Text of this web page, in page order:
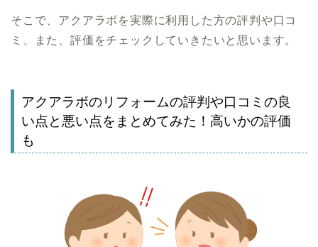
そこで、アクアラボを実際に利用した方の評判や口コ
ミ、また、評価をチェックしていきたいと思います。
アクアラボのリフォームの評判や口コミの良
い点と悪い点をまとめてみた！高いかの評価
も